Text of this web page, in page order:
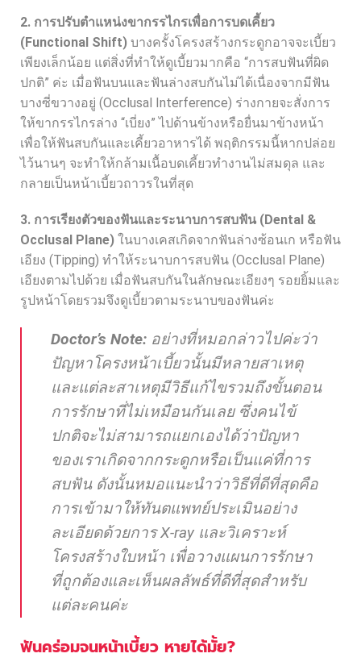
2. การปรับตำแหน่งขากรรไกรเพื่อการบดเคี้ยว
(Functional Shift) บางครั้งโครงสร้างกระดูกอาจจะเบี้ยว
เพียงเล็กน้อย แต่สิ่งที่ทำให้ดูเบี้ยวมากคือ “การสบฟันที่ผิด
ปกติ” ค่ะ เมื่อฟันบนและฟันล่างสบกันไม่ได้เนื่องจากมีฟัน
บางซี่ขวางอยู่ (Occlusal Interference) ร่างกายจะสั่งการ
ให้ขากรรไกรล่าง “เบี่ยง” ไปด้านข้างหรือยื่นมาข้างหน้า
เพื่อให้ฟันสบกันและเคี้ยวอาหารได้ พฤติกรรมนี้หากปล่อย
ไว้นานๆ จะทำให้กล้ามเนื้อบดเคี้ยวทำงานไม่สมดุล และ
กลายเป็นหน้าเบี้ยวถาวรในที่สุด
3. การเรียงตัวของฟันและระนาบการสบฟัน (Dental &
Occlusal Plane) ในบางเคสเกิดจากฟันล่างซ้อนเก หรือฟัน
เอียง (Tipping) ทำให้ระนาบการสบฟัน (Occlusal Plane)
เอียงตามไปด้วย เมื่อฟันสบกันในลักษณะเอียงๆ รอยยิ้มและ
รูปหน้าโดยรวมจึงดูเบี้ยวตามระนาบของฟันค่ะ
Doctor’s Note: อย่างที่หมอกล่าวไปค่ะว่า
ปัญหาโครงหน้าเบี้ยวนั้นมีหลายสาเหตุ
และแต่ละสาเหตุมีวิธีแก้ไขรวมถึงขั้นตอน
การรักษาที่ไม่เหมือนกันเลย ซึ่งคนไข้
ปกติจะไม่สามารถแยกเองได้ว่าปัญหา
ของเราเกิดจากกระดูกหรือเป็นแค่ที่การ
สบฟัน ดังนั้นหมอแนะนำว่าวิธีที่ดีที่สุดคือ
การเข้ามาให้ทันตแพทย์ประเมินอย่าง
ละเอียดด้วยการ X-ray และวิเคราะห์
โครงสร้างใบหน้า เพื่อวางแผนการรักษา
ที่ถูกต้องและเห็นผลลัพธ์ที่ดีที่สุดสำหรับ
แต่ละคนค่ะ
ฟันคร่อมจนหน้าเบี้ยว หายได้มั้ย?